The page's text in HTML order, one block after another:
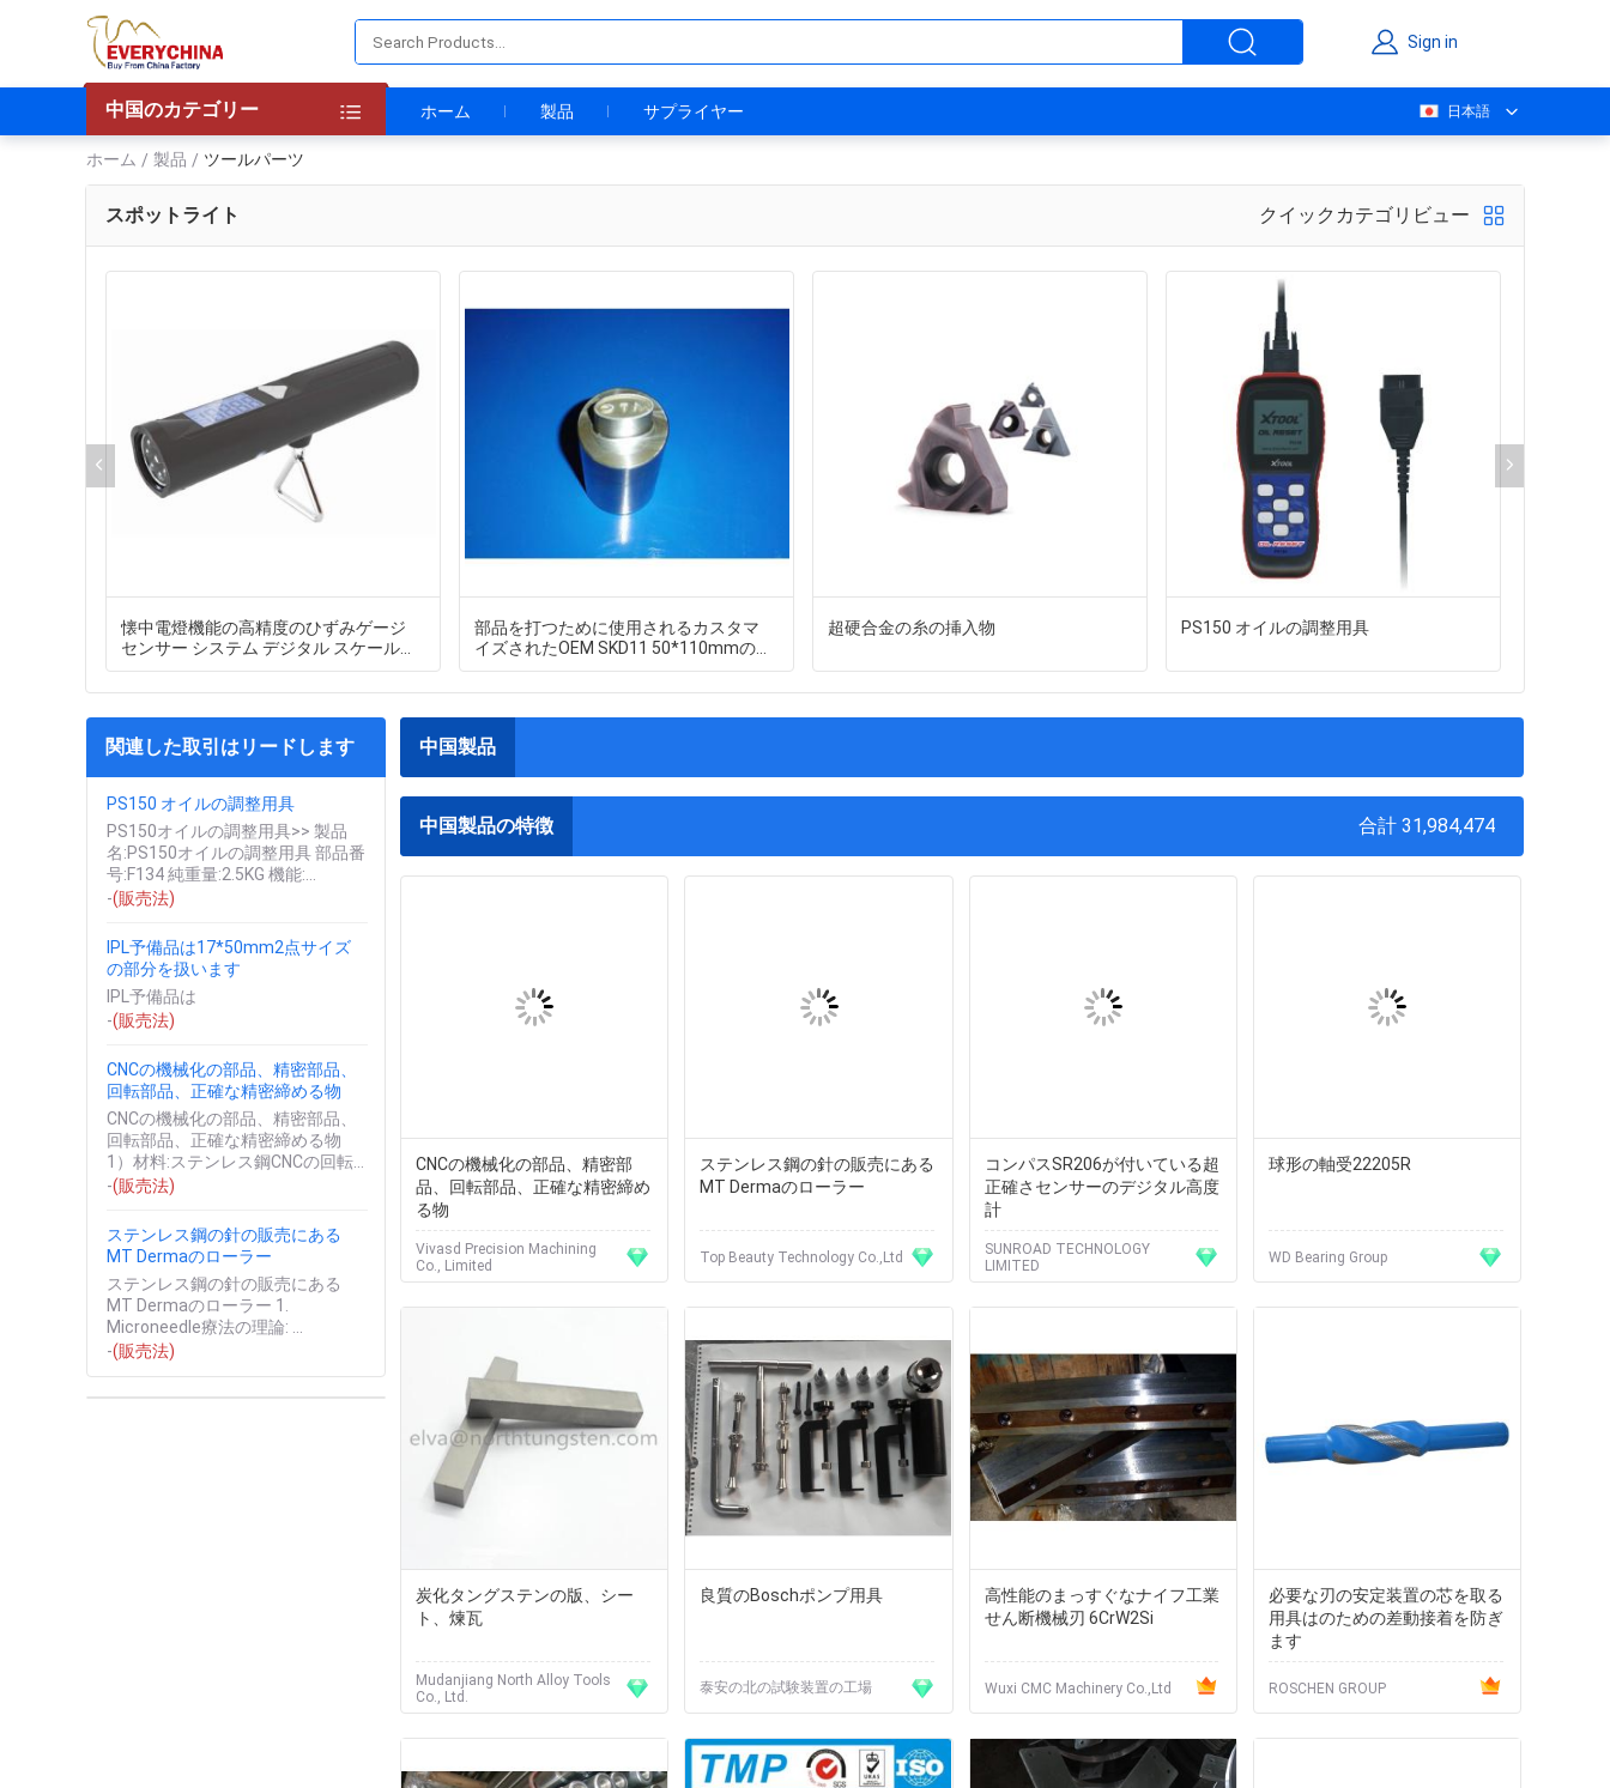
Sign in
中国のカテゴリー ホーム 製品 サプライヤー 日本語
ホーム / 製品 / ツールパーツ
スポットライト クイックカテゴリビュー
懐中電燈機能の高精度のひずみゲージ
センサー システム デジタル スケール
DH-2010
部品を打つために使用されるカスタマ
イズされたOEM SKD11 50*110mmの精
密機械化の部品
超硬合金の糸の挿入物 PS150 オイルの調整用具
関連した取引はリードします
PS150 オイルの調整用具
PS150オイルの調整用具>> 製品
名:PS150オイルの調整用具 部品番
号:F134 純重量:2.5KG 機能:...
-(販売法)
IPL予備品は17*50mm2点サイズ
の部分を扱います
IPL予備品は
-(販売法)
CNCの機械化の部品、精密部品、
回転部品、正確な精密締める物
CNCの機械化の部品、精密部品、
回転部品、正確な精密締める物
1）材料:ステンレス鋼CNCの回転
部品は私達に、すべての指定受諾
をで...
-(販売法)
ステンレス鋼の針の販売にある
MT Dermaのローラー
ステンレス鋼の針の販売にある
MT Dermaのローラー 1.
Microneedle療法の理論: ...
-(販売法)
中国製品
中国製品の特徴 合計 31,984,474
CNCの機械化の部品、精密部
品、回転部品、正確な精密締め
る物
Vivasd Precision Machining
Co., Limited
ステンレス鋼の針の販売にある
MT Dermaのローラー
Top Beauty Technology Co.,Ltd
コンパスSR206が付いている超
正確さセンサーのデジタル高度
計
SUNROAD TECHNOLOGY
LIMITED
球形の軸受22205R
WD Bearing Group
炭化タングステンの版、シー
ト、煉瓦
Mudanjiang North Alloy Tools
Co., Ltd.
良質のBoschポンプ用具
泰安の北の試験装置の工場
高性能のまっすぐなナイフ工業
せん断機械刃 6CrW2Si
Wuxi CMC Machinery Co.,Ltd
必要な刃の安定装置の芯を取る
用具はのための差動接着を防ぎ
ます
ROSCHEN GROUP